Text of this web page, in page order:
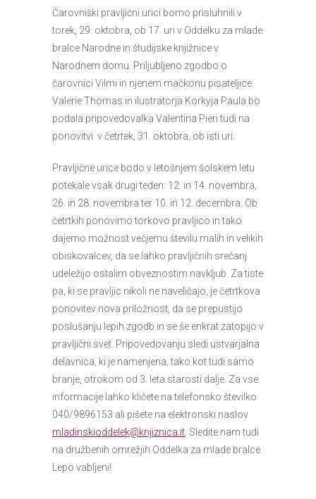
Čarovniški pravljični urici bomo prisluhnili v
torek, 29. oktobra, ob 17. uri v Oddelku za mlade
bralce Narodne in študijske knjižnice v
Narodnem domu. Priljubljeno zgodbo o
čarovnici Vilmi in njenem mačkonu pisateljice
Valerie Thomas in ilustratorja Korkyja Paula bo
podala pripovedovalka Valentina Pieri tudi na
ponovitvi v četrtek, 31. oktobra, ob isti uri.
Pravljične urice bodo v letošnjem šolskem letu
potekale vsak drugi teden: 12. in 14. novembra,
26. in 28. novembra ter 10. in 12. decembra. Ob
četrtkih ponovimo torkovo pravljico in tako
dajemo možnost večjemu številu malih in velikih
obiskovalcev, da se lahko pravljičnih srečanj
udeležijo ostalim obveznostim navkljub. Za tiste
pa, ki se pravljic nikoli ne naveličajo, je četrtkova
ponovitev nova priložnost, da se prepustijo
poslušanju lepih zgodb in se še enkrat zatopijo v
pravljični svet. Pripovedovanju sledi ustvarjalna
delavnica, ki je namenjena, tako kot tudi samo
branje, otrokom od 3. leta starosti dalje. Za vse
informacije lahko kličete na telefonsko številko
040/9896153 ali pišete na elektronski naslov
mladinskioddelek@knjiznica.it . Sledite nam tudi
na družbenih omrežjih Oddelka za mlade bralce.
Lepo vabljeni!